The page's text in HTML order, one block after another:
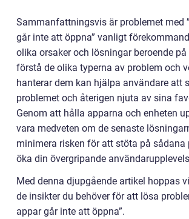
Sammanfattningsvis är problemet med
går inte att öppna” vanligt
olika orsaker och lösningar beroende
förstå de olika typerna av problem och
hanterar dem kan hjälpa användare att
problemet och återigen njuta av sina
Genom att hålla apparna och enheten
vara medveten om de senaste
minimera risken för att stöta på sådana
öka din övergripande
Med denna djupgående artikel hoppas
de insikter du behöver för att lösa
appar går inte att öppna”.